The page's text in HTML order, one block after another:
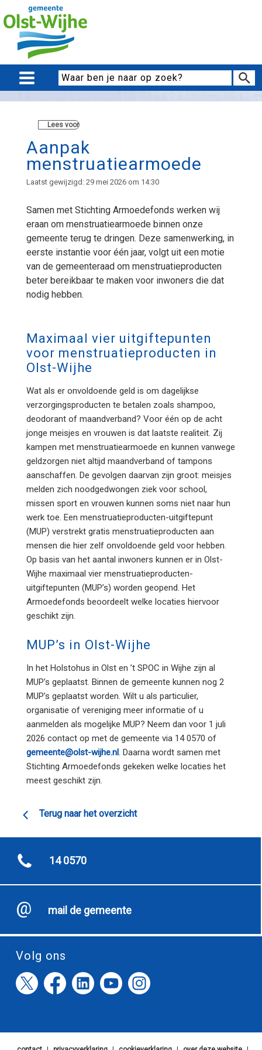
Lees voor
Aanpak
menstruatiearmoede
Laatst gewijzigd: 29 mei 2026 om 14:30
Samen met Stichting Armoedefonds werken wij
eraan om menstruatiearmoede binnen onze
gemeente terug te dringen. Deze samenwerking, in
eerste instantie voor één jaar, volgt uit een motie
van de gemeenteraad om menstruatieproducten
beter bereikbaar te maken voor inwoners die dat
nodig hebben.
Maximaal vier uitgiftepunten
voor menstruatieproducten in
Olst-Wijhe
Wat als er onvoldoende geld is om dagelijkse
verzorgingsproducten te betalen zoals shampoo,
deodorant of maandverband? Voor één op de acht
jonge meisjes en vrouwen is dat laatste realiteit. Zij
kampen met menstruatiearmoede en kunnen vanwege
geldzorgen niet altijd maandverband of tampons
aanschaffen. De gevolgen daarvan zijn groot: meisjes
melden zich noodgedwongen ziek voor school,
missen sport en vrouwen kunnen soms niet naar hun
werk toe. Een menstruatieproducten-uitgiftepunt
(MUP) verstrekt gratis menstruatieproducten aan
mensen die hier zelf onvoldoende geld voor hebben.
Op basis van het aantal inwoners kunnen er in Olst-
Wijhe maximaal vier menstruatieproducten-
uitgiftepunten (MUP’s) worden geopend. Het
Armoedefonds beoordeelt welke locaties hiervoor
geschikt zijn.
MUP’s in Olst-Wijhe
In het Holstohus in Olst en ’t SPOC in Wijhe zijn al
MUP’s geplaatst. Binnen de gemeente kunnen nog 2
MUP’s geplaatst worden. Wilt u als particulier,
organisatie of vereniging meer informatie of u
aanmelden als mogelijke MUP? Neem dan voor 1 juli
2026 contact op met de gemeente via 14 0570 of
gemeente@olst-wijhe.nl. Daarna wordt samen met
Stichting Armoedefonds gekeken welke locaties het
meest geschikt zijn.
Terug naar het overzicht
14 0570
mail de gemeente
Volg ons